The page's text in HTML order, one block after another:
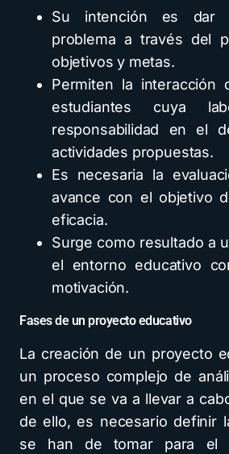
Su intención es dar
problema a través del
objetivos y metas.
Permiten la interacción
estudiantes cuya
responsabilidad en el
actividades propuestas.
Es necesaria la
avance con el objetivo
eficacia.
Surge como resultado a
el entorno educativo
motivación.
Fases de un proyecto educativo
La creación de un proyecto
un proceso complejo de
en el que se va a llevar a
de ello, es necesario definir
se han de tomar para el